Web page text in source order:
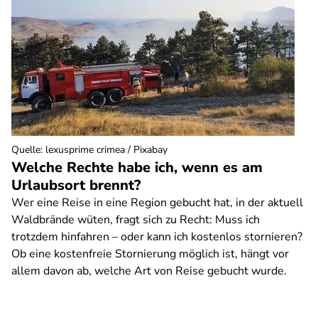
Welche Rechte habe ich, wenn es am
Urlaubsort brennt?
Wer eine Reise in eine Region gebucht hat, in der aktuell
Waldbrände wüten, fragt sich zu Recht: Muss ich
trotzdem hinfahren – oder kann ich kostenlos stornieren?
Ob eine kostenfreie Stornierung möglich ist, hängt vor
allem davon ab, welche Art von Reise gebucht wurde.
Quelle: lexusprime crimea / Pixabay